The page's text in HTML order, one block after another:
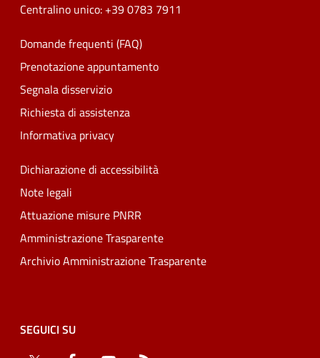
Centralino unico: +39 0783 7911
Domande frequenti (FAQ)
Prenotazione appuntamento
Segnala disservizio
Richiesta di assistenza
Informativa privacy
Dichiarazione di accessibilità
Note legali
Attuazione misure PNRR
Amministrazione Trasparente
Archivio Amministrazione Trasparente
SEGUICI SU